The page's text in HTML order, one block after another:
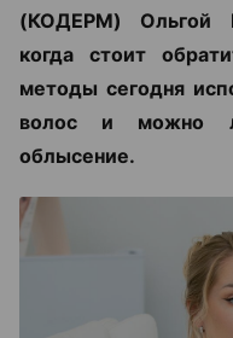
(КОДЕРМ) Ольгой
когда стоит
методы сегодня
волос и можно
облысение.